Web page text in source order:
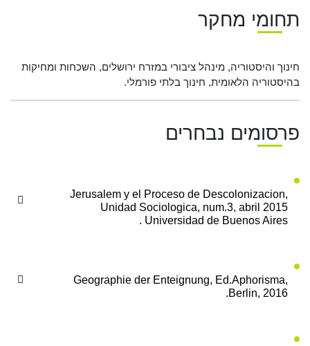
תחומי מחקר
חינוך והיסטוריה, מינהל ציבורי במזרח ירושלים, השכחות ומחיקות
בהיסטוריה הלאומית, חינוך בלתי פורמלי.
פרסומים נבחרים
Jerusalem y el Proceso de Descolonizacion,
Unidad Sociologica, num.3, abril 2015
Universidad de Buenos Aires .
Geographie der Enteignung, Ed.Aphorisma,
Berlin, 2016.